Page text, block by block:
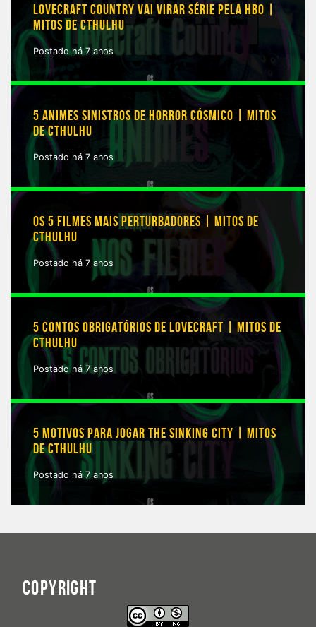
LOVECRAFT COUNTRY VAI VIRAR SÉRIE PELA HBO |
MITOS DE CTHULHU
Postado há 7 anos
5 ANIMES SINISTROS DE HORROR CÓSMICO | MITOS
DE CTHULHU
Postado há 7 anos
OS 5 FILMES MAIS PERTURBADORES | MITOS DE
CTHULHU
Postado há 7 anos
5 CONTOS OBRIGATÓRIOS DE LOVECRAFT | MITOS DE
CTHULHU
Postado há 7 anos
5 MOTIVOS PARA JOGAR THE SINKING CITY | MITOS
DE CTHULHU
Postado há 7 anos
COPYRIGHT